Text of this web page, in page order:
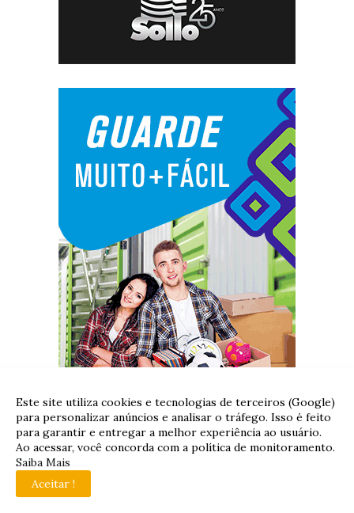
Este site utiliza cookies e tecnologias de terceiros (Google)
para personalizar anúncios e analisar o tráfego. Isso é feito
para garantir e entregar a melhor experiência ao usuário.
Ao acessar, você concorda com a política de monitoramento.
Saiba Mais
Aceitar !